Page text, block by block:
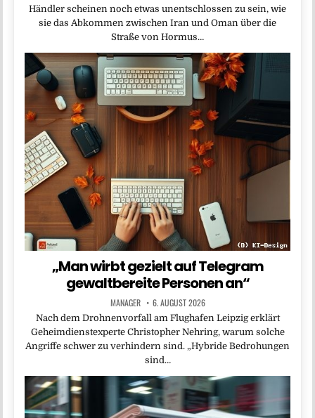
Händler scheinen noch etwas unentschlossen zu sein, wie
sie das Abkommen zwischen Iran und Oman über die
Straße von Hormus…
„Man wirbt gezielt auf Telegram
gewaltbereite Personen an“
MANAGER 6. AUGUST 2026
Nach dem Drohnenvorfall am Flughafen Leipzig erklärt
Geheimdienstexperte Christopher Nehring, warum solche
Angriffe schwer zu verhindern sind. „Hybride Bedrohungen
sind…